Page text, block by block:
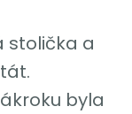
stolička a
byla